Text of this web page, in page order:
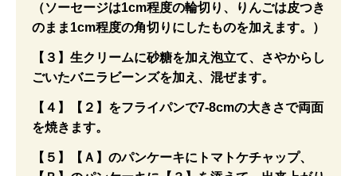
（ソーセージは1cm程度の輪切り、りんごは皮つき
のまま1cm程度の角切りにしたものを加えます。）
【３】生クリームに砂糖を加え泡立て、さやからし
ごいたバニラビーンズを加え、混ぜます。
【４】【２】をフライパンで7-8cmの大きさで両面
を焼きます。
【５】【Ａ】のパンケーキにトマトケチャップ、